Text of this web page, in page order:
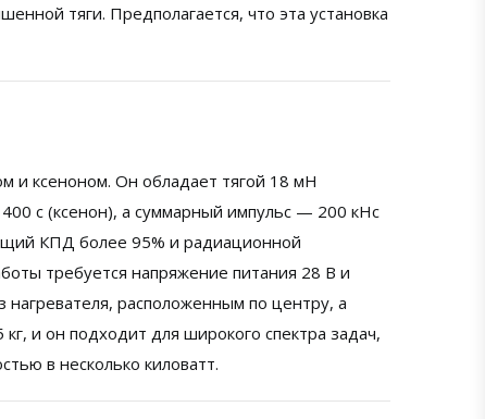
тяги. Предполагается, что эта установка
и ксеноном. Он обладает тягой 18 мН
с (ксенон), а суммарный импульс — 200 кНс
КПД более 95% и радиационной
требуется напряжение питания 28 В и
расположенным по центру, а
и он подходит для широкого спектра задач,
в несколько киловатт.